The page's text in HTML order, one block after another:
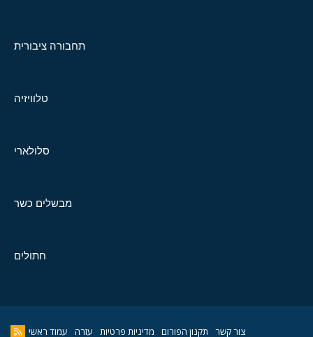
תחבורה ציבורית
טלוויזיה
סלולארי
מבשלים כשר
חתולים
צור קשר תקנון הפורום מדיניות פרטיות עזרה עמוד ראשי